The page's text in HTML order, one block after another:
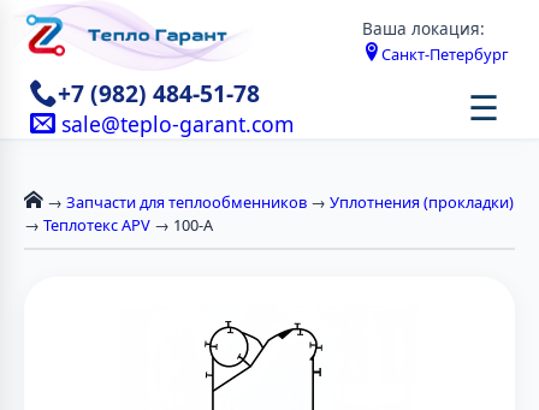
Ваша локация:
Санкт-Петербург
+7 (982) 484-51-78
sale@teplo-garant.com ☰
→ Запчасти для теплообменников → Уплотнения (прокладки)
→ Теплотекс APV → 100-А